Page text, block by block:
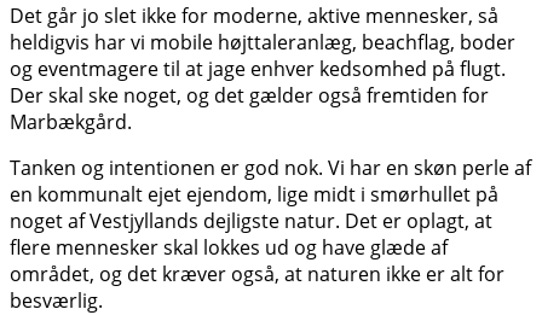
Det går jo slet ikke for moderne, aktive mennesker, så
heldigvis har vi mobile højttaleranlæg, beachflag, boder
og eventmagere til at jage enhver kedsomhed på flugt.
Der skal ske noget, og det gælder også fremtiden for
Marbækgård.
Tanken og intentionen er god nok. Vi har en skøn perle af
en kommunalt ejet ejendom, lige midt i smørhullet på
noget af Vestjyllands dejligste natur. Det er oplagt, at
flere mennesker skal lokkes ud og have glæde af
området, og det kræver også, at naturen ikke er alt for
besværlig.